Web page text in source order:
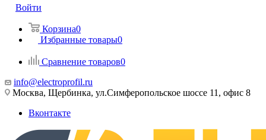
Войти
Корзина0
Избранные товары0
Сравнение товаров0
info@electroprofil.ru
Москва, Щербинка, ул.Симферопольское шоссе 11, офис 8
Вконтакте